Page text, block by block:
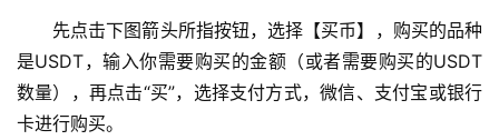
先点击下图箭头所指按钮，选择【买币】，购买的品种
是USDT，输入你需要购买的金额（或者需要购买的USDT
数量），再点击“买”，选择支付方式，微信、支付宝或银行
卡进行购买。